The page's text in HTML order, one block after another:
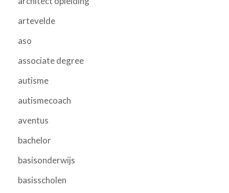
artevelde
aso
associate degree
autisme
autismecoach
aventus
bachelor
basisonderwijs
basisscholen